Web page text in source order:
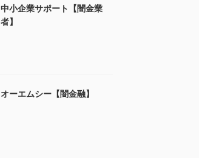
中小企業サポート【闇金業
者】
オーエムシー【闇金融】